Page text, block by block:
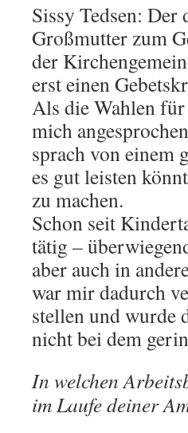
Sissy Tedsen: Der
Großmutter zum
der
erst einen
Als die Wahlen
mich
sprach von einem
es gut leisten
zu machen.
Schon seit
tätig –
aber auch in
war mir dadurch
stellen und wurde
nicht bei dem
In welchen
im Laufe deiner